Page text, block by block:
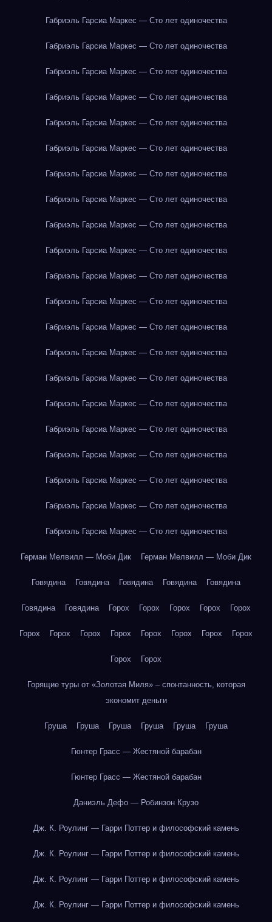
Габриэль Гарсиа Маркес — Сто лет одиночества
Габриэль Гарсиа Маркес — Сто лет одиночества
Габриэль Гарсиа Маркес — Сто лет одиночества
Габриэль Гарсиа Маркес — Сто лет одиночества
Габриэль Гарсиа Маркес — Сто лет одиночества
Габриэль Гарсиа Маркес — Сто лет одиночества
Габриэль Гарсиа Маркес — Сто лет одиночества
Габриэль Гарсиа Маркес — Сто лет одиночества
Габриэль Гарсиа Маркес — Сто лет одиночества
Габриэль Гарсиа Маркес — Сто лет одиночества
Габриэль Гарсиа Маркес — Сто лет одиночества
Габриэль Гарсиа Маркес — Сто лет одиночества
Габриэль Гарсиа Маркес — Сто лет одиночества
Габриэль Гарсиа Маркес — Сто лет одиночества
Габриэль Гарсиа Маркес — Сто лет одиночества
Габриэль Гарсиа Маркес — Сто лет одиночества
Габриэль Гарсиа Маркес — Сто лет одиночества
Габриэль Гарсиа Маркес — Сто лет одиночества
Габриэль Гарсиа Маркес — Сто лет одиночества
Габриэль Гарсиа Маркес — Сто лет одиночества
Габриэль Гарсиа Маркес — Сто лет одиночества
Герман Мелвилл — Моби Дик Герман Мелвилл — Моби Дик
Говядина Говядина Говядина Говядина Говядина
Говядина Говядина Горох Горох Горох Горох Горох
Горох Горох Горох Горох Горох Горох Горох Горох
Горох Горох
Горящие туры от «Золотая Миля» – спонтанность, которая
экономит деньги
Груша Груша Груша Груша Груша Груша
Гюнтер Грасс — Жестяной барабан
Гюнтер Грасс — Жестяной барабан
Даниэль Дефо — Робинзон Крузо
Дж. К. Роулинг — Гарри Поттер и философский камень
Дж. К. Роулинг — Гарри Поттер и философский камень
Дж. К. Роулинг — Гарри Поттер и философский камень
Дж. К. Роулинг — Гарри Поттер и философский камень